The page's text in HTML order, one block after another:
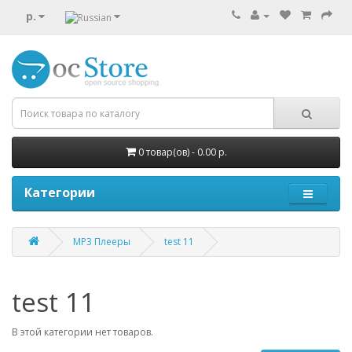
р.
0 товар(ов) - 0.00 р.
Категории
MP3 Плееры test 11
test 11
В этой категории нет товаров.